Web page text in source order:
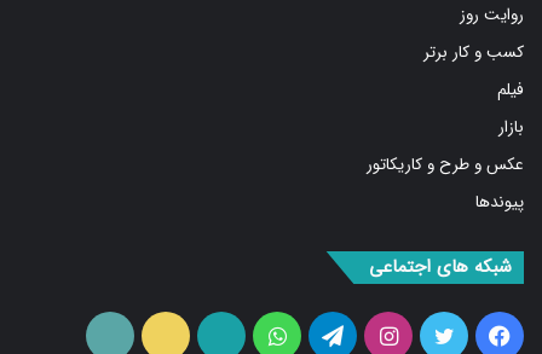
روایت روز
کسب و کار برتر
فیلم
بازار
عکس و طرح و کاریکاتور
پیوندها
شبکه های اجتماعی
فیس
توییتر اینستاگرامتلگرام واتس
آپارات ایتا